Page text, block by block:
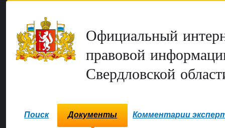
Официальный
правовой
Свердловской
Поиск Документы Комментарии